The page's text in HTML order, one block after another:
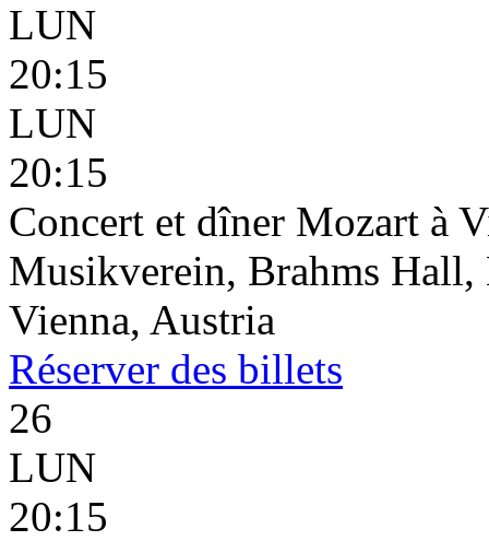
LUN
20:15
LUN
20:15
Concert et dîner Mozart à
Musikverein, Brahms Hall,
Vienna, Austria
Réserver des billets
26
LUN
20:15